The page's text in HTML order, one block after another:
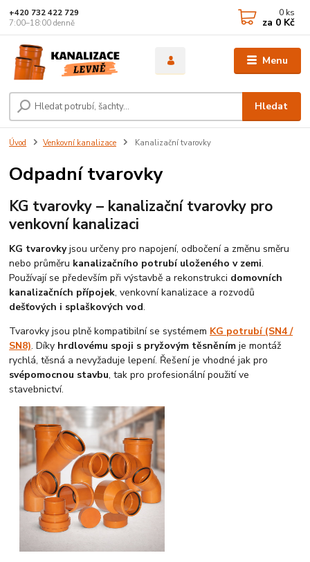
Menu
Hledat
+420 732 422 729
7:00–18:00 denně
0 ks
za 0 Kč
Úvod Venkovní kanalizace Kanalizační tvarovky
Odpadní tvarovky
KG tvarovky – kanalizační tvarovky pro
venkovní kanalizaci
KG tvarovkyjsou určeny pro napojení, odbočení a změnu směru
nebo průměru kanalizačního potrubí uloženého v zemi.
Používají se především při výstavbě a rekonstrukci domovních
kanalizačních přípojek, venkovní kanalizace a rozvodů
dešťových i splaškových vod.
Tvarovky jsou plně kompatibilní se systémem KG potrubí (SN4 /
SN8). Díky hrdlovému spoji s pryžovým těsněním je montáž
rychlá, těsná a nevyžaduje lepení. Řešení je vhodné jak pro
svépomocnou stavbu, tak pro profesionální použití ve
stavebnictví.